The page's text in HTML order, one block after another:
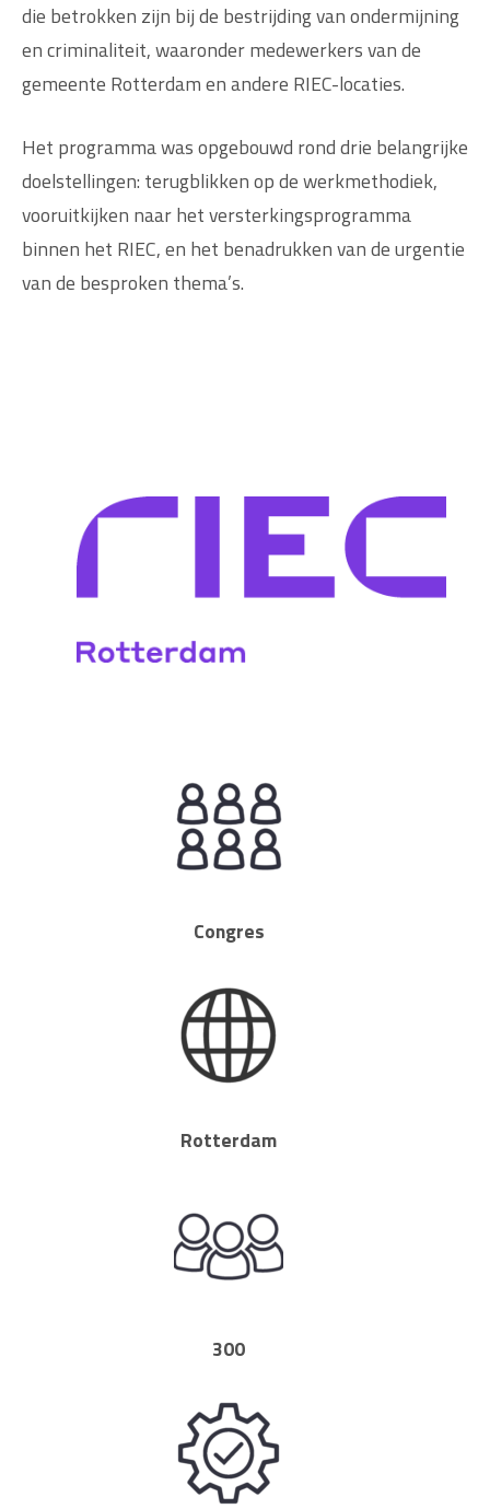
die betrokken zijn bij de bestrijding van ondermijning
en criminaliteit, waaronder medewerkers van de
gemeente Rotterdam en andere RIEC-locaties.
Het programma was opgebouwd rond drie belangrijke
doelstellingen: terugblikken op de werkmethodiek,
vooruitkijken naar het versterkingsprogramma
binnen het RIEC, en het benadrukken van de urgentie
van de besproken thema’s.
Congres
Rotterdam
300